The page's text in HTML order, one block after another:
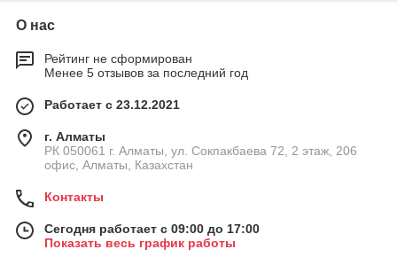
О нас
Рейтинг не сформирован
Менее 5 отзывов за последний год
Работает с 23.12.2021
г. Алматы
РК 050061 г. Алматы, ул. Сокпакбаева 72, 2 этаж, 206
офис, Алматы, Казахстан
Контакты
Сегодня работает с 09:00 до 17:00
Показать весь график работы